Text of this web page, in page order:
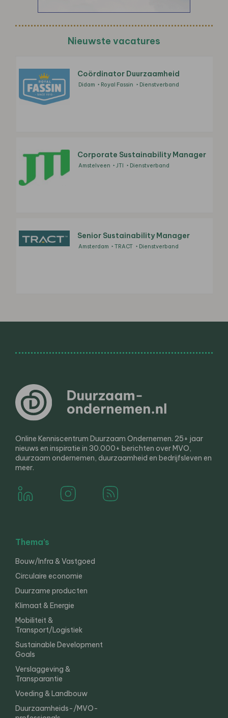
Nieuwste vacatures
Coördinator Duurzaamheid
Didam Royal Fassin Dienstverband
Corporate Sustainability Manager
Amstelveen JTI Dienstverband
Senior Sustainability Manager
Amsterdam TRACT Dienstverband
Online Kenniscentrum Duurzaam Ondernemen. 25+ jaar
nieuws en inspiratie in 30.000+ berichten over MVO,
duurzaam ondernemen, duurzaamheid en bedrijfsleven en
meer.
Thema’s
Bouw/Infra & Vastgoed
Circulaire economie
Duurzame producten
Klimaat & Energie
Mobiliteit &
Transport/Logistiek
Sustainable Development
Goals
Verslaggeving &
Transparantie
Voeding & Landbouw
Duurzaamheids-/MVO-